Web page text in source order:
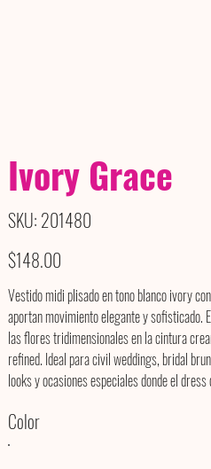
Ivory Grace
SKU: 201480
201480
Price
$148.00
Vestido midi plisado en tono blanco ivory
aportan movimiento elegante y sofisticado.
las flores tridimensionales en la cintura
refined. Ideal para civil weddings, bridal
looks y ocasiones especiales donde el
Color